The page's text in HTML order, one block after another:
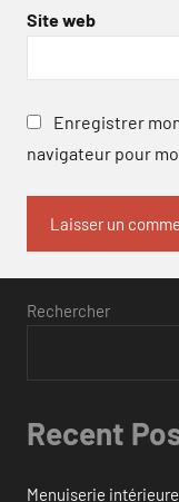
Site web
Enregistrer
navigateur pour
Rechercher
Recent
Menuiserie